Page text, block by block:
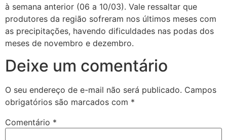
à semana anterior (06 a 10/03). Vale ressaltar que
produtores da região sofreram nos últimos meses com
as precipitações, havendo dificuldades nas podas dos
meses de novembro e dezembro.
Deixe um comentário
O seu endereço de e-mail não será publicado. Campos
obrigatórios são marcados com *
Comentário *